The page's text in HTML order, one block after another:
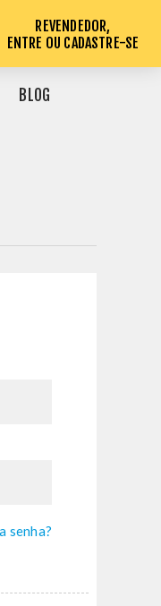
REVENDEDOR,
ENTRE OU CADASTRE-SE
BLOG
senha?